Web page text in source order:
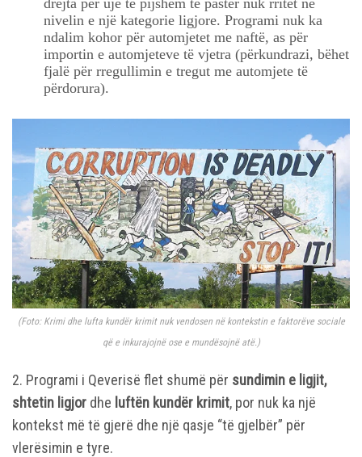
drejta për ujë të pijshëm të pastër nuk rritet në
nivelin e një kategorie ligjore. Programi nuk ka
ndalim kohor për automjetet me naftë, as për
importin e automjeteve të vjetra (përkundrazi, bëhet
fjalë për rregullimin e tregut me automjete të
përdorura).
(Foto: Krimi dhe lufta kundër krimit nuk vendosen në kontekstin e faktorëve sociale
që e inkurajojnë ose e mundësojnë atë.)
2. Programi i Qeverisë flet shumë për sundimin e ligjit,
shtetin ligjor dhe luftën kundër krimit, por nuk ka një
kontekst më të gjerë dhe një qasje “të gjelbër” për
vlerësimin e tyre.